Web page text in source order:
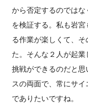
から否定するのでは
を検証する。私も岩
る作業が楽しくて、
た。そんな２人が起
挑戦ができるのだと
スの両面で、常にサ
でありたいですね。